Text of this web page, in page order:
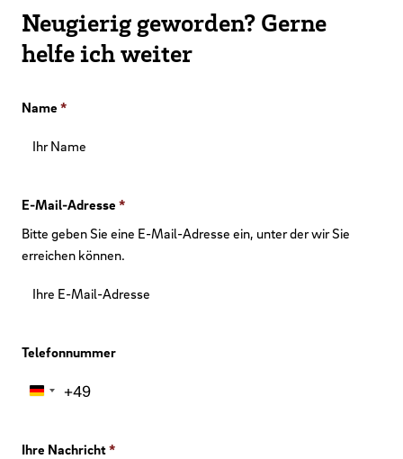
Neugierig geworden? Gerne
helfe ich weiter
Name *
E-Mail-Adresse *
Bitte geben Sie eine E-Mail-Adresse ein, unter der wir Sie
erreichen können.
Telefonnummer
Germany
+49
Ihre Nachricht*